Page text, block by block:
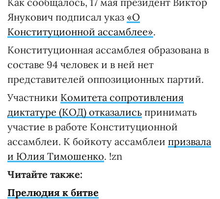
Янукович подписал указ «О
Конституционной ассамблее».
Конституционная ассамблея образована в
составе 94 человек и в ней нет
представителей оппозиционных партий.
Участники Комитета сопротивления
диктатуре (КОД) отказались принимать
участие в работе Конституционной
ассамблеи. К бойкоту ассамблеи призвала
и Юлия Тимошенко. !zn
Читайте также:
Прелюдия к битве